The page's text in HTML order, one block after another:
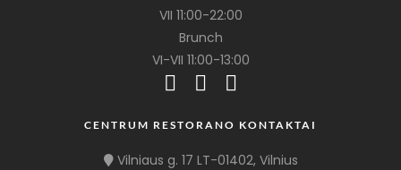
VII 11:00-22:00
Brunch
VI-VII 11:00-13:00
CENTRUM RESTORANO KONTAKTAI
Vilniaus g. 17 LT-01402, Vilnius